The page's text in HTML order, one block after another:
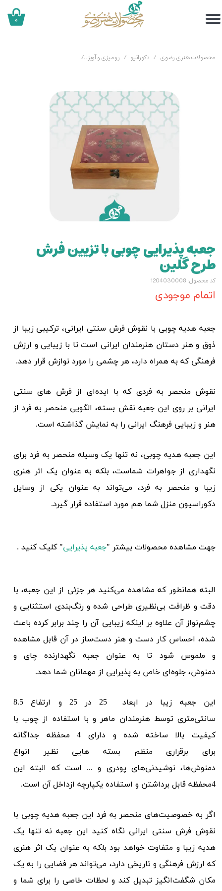
۰
محصولات هنری رضوی دکوراتیو رومیزی و آویز
جعبه پذیرایی چوبی با تزیین فرش
طرح گلین
کد محصول: 1204030008
اتمام موجودی
جعبه هدیه چوبی با نقوش فرش سنتی ایرانی، ترکیبی زیبا از
ذوق و هنر دستان هنرمندان ایرانی است تا با زیبایی و ارزش
فرهنگی که به همراه دارد، هر چشمی را مورد نوازش قرار دهد.
نقوش منحصر به فردی که با ایده‌ای از فرش های سنتی
ایرانی بر روی این جعبه نقش بسته، الگویی منحصر به فرد از
هنر و زیبایی فرهنگ ایرانی را به نمایش گذاشته است.
این جعبه هدیه چوبی، نه تنها یک وسیله منحصر به فرد برای
نگهداری از جواهرات شماست، بلکه به عنوان یک اثر هنری
زیبا و منحصر به فرد، می‌تواند به عنوان یکی از وسایل
دکوراسیون منزل شما هم مورد استفاده قرار گیرد.
جهت مشاهده محصولات بیشتر "جعبه پذیرایی" کلیک کنید .
البته همانطور که مشاهده می‌کنید هر جزئی از این جعبه، با
دقت و ظرافت بی‌نظیری طراحی شده و رنگ‌بندی استثنایی و
چشم‌نواز آن علاوه بر اینکه زیبایی آن را چند برابر کرده باعث
شده، احساس کار دست و هنر دست‌ساز در آن قابل مشاهده
و ملموس شود تا به عنوان جعبه نگهدارنده چای و
دمنوش، جلوه‌ای خاص به پذیرایی از مهمانان شما دهد.
این جعبه زیبا در ابعاد 25 در 25 و ارتفاع 8.5
سانتی‌متری توسط هنرمندان ماهر و با استفاده از چوب با
کیفیت بالا ساخته شده و دارای 4 محفظه جداگانه
برای برقراری منظم بسته هایی نظیر انواع
دمنوش‌ها، نوشیدنی‌های پودری و ... است که البته این
4محفظه قابل برداشتن و استفاده یکپارچه ازداخل آن است.
اگر به خصوصیت‌های منحصر به فرد این جعبه هدیه چوبی با
نقوش فرش سنتی ایرانی نگاه کنید این جعبه نه تنها یک
هدیه زیبا و متفاوت خواهد بود بلکه به عنوان یک اثر هنری
که ارزش فرهنگی و تاریخی دارد، می‌تواند هر فضایی را به یک
مکان شگفت‌انگیز تبدیل کند و لحظات خاصی را برای شما و